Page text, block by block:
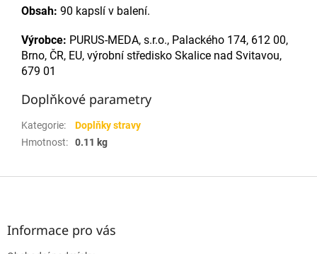
Obsah: 90 kapslí v balení.
Výrobce: PURUS-MEDA, s.r.o., Palackého 174, 612 00,
Brno, ČR, EU, výrobní středisko Skalice nad Svitavou,
679 01
Doplňkové parametry
Kategorie:
Doplňky stravy
Hmotnost: 0.11 kg
Z
Informace pro vás